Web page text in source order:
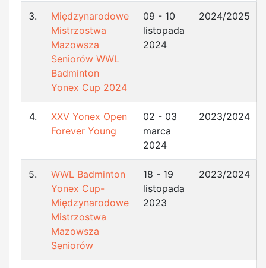
3.
Międzynarodowe
Mistrzostwa
Mazowsza
Seniorów WWL
Badminton
Yonex Cup 2024
09 - 10
listopada
2024
2024/2025
4.
XXV Yonex Open
Forever Young
02 - 03
marca
2024
2023/2024
5.
WWL Badminton
Yonex Cup-
Międzynarodowe
Mistrzostwa
Mazowsza
Seniorów
18 - 19
listopada
2023
2023/2024